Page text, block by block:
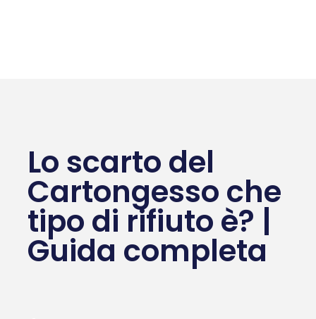
Lo scarto del
Cartongesso che
tipo di rifiuto è? |
Guida completa